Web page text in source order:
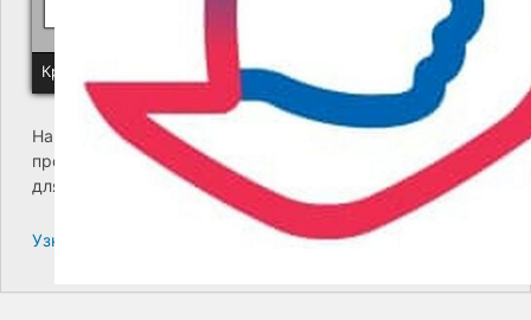
Краевое государственное унитарное предприятие
На сайте возникла критическая ошибка. Пожалуйста,
проверьте входящие сообщения почты администратора
для дальнейших инструкций.
Узнайте больше про решение проблем с WordPress.